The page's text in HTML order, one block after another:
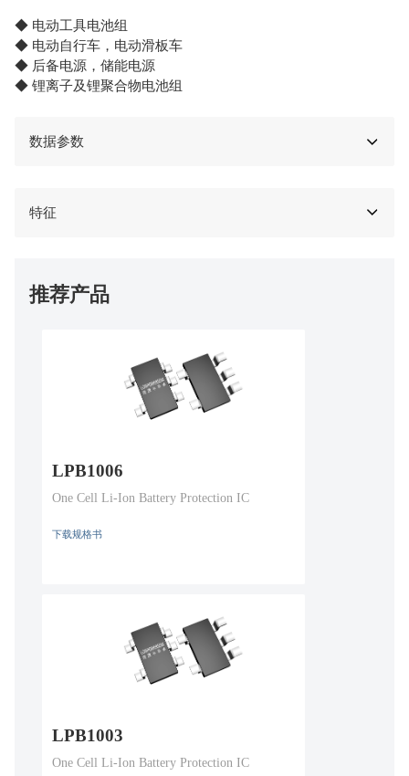
◆ 电动工具电池组
◆ 电动自行车，电动滑板车
◆ 后备电源，储能电源
◆ 锂离子及锂聚合物电池组
数据参数
特征
推荐产品
LPB1006
One Cell Li-Ion Battery Protection IC
下载规格书
LPB1003
One Cell Li-Ion Battery Protection IC